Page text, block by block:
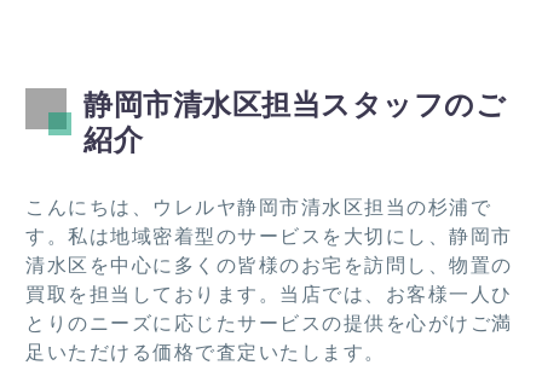
ばお
いで
す！
テレ
を引
き取
って
いた
だき
あり
さり
この
度は
あり
がと
うご
静岡市清水区担当スタッフのご
紹介
こんにちは、ウレルヤ静岡市清水区担当の杉浦で
す。私は地域密着型のサービスを大切にし、静岡市
清水区を中心に多くの皆様のお宅を訪問し、物置の
買取を担当しております。当店では、お客様一人ひ
とりのニーズに応じたサービスの提供を心がけご満
足いただける価格で査定いたします。